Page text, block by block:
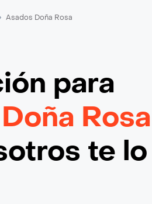
Asados Doña Rosa
para
Rosa
te lo